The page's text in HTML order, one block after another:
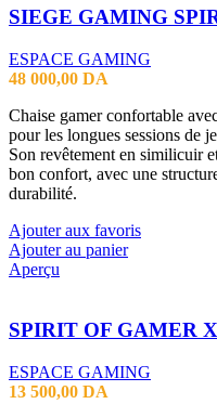
SIEGE GAMING
ESPACE GAMING
48 000,00 DA
Chaise gamer confortable
pour les longues sessions de
Son revêtement en similicuir
bon confort, avec une
durabilité.
Ajouter aux favoris
Ajouter au panier
Aperçu
SPIRIT OF GAMER
ESPACE GAMING
13 500,00 DA